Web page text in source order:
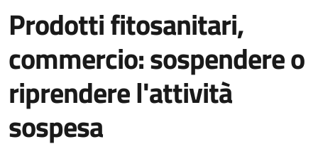
Prodotti fitosanitari,
commercio: sospendere o
riprendere l'attività
sospesa